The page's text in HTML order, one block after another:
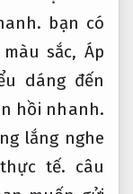
bạn có
sắc, Áp
dáng đến
hồi nhanh.
lắng nghe
tế. câu